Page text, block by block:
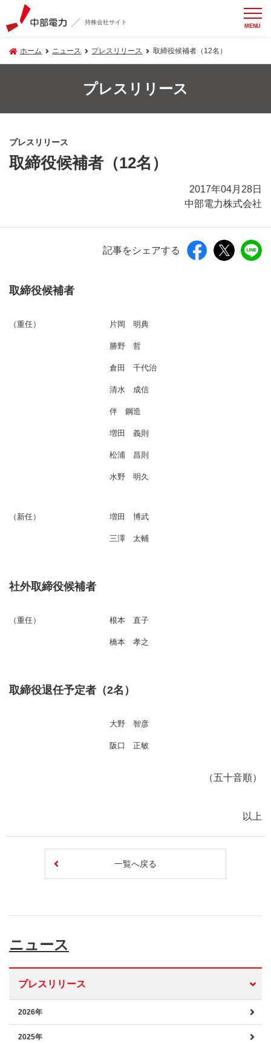
持株会社サイト MENU
ホーム ニュース プレスリリース 取締役候補者（12名）
プレスリリース
プレスリリース
取締役候補者（12名）
2017年04月28日
中部電力株式会社
記事をシェアする
取締役候補者
（重任） 片岡 明典
勝野 哲
倉田 千代治
清水 成信
伴 鋼造
増田 義則
松浦 昌則
水野 明久
（新任） 増田 博武
三澤 太輔
社外取締役候補者
（重任） 根本 直子
橋本 孝之
取締役退任予定者（2名）
大野 智彦
阪口 正敏
（五十音順）
以上
一覧へ戻る
ニュース
プレスリリース
2026年
2025年